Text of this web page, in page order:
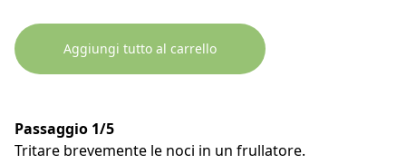
Aggiungi tutto al carrello
Passaggio 1/5
Tritare brevemente le noci in un frullatore.